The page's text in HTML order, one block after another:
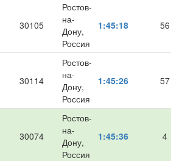
30105
Ростов-
на-
Дону,
Россия
1:45:18 56
30114
Ростов-
на-
Дону,
Россия
1:45:26 57
30074
Ростов-
на-
Дону,
Россия
1:45:36 4